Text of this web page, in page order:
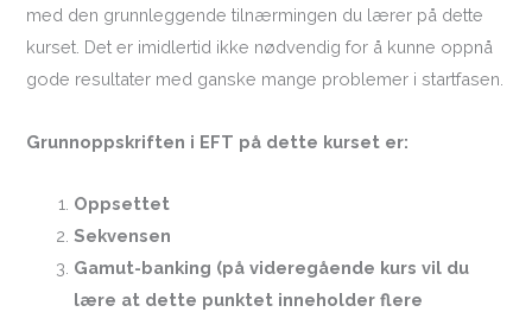
med den grunnleggende tilnærmingen du lærer på dette
kurset. Det er imidlertid ikke nødvendig for å kunne oppnå
gode resultater med ganske mange problemer i startfasen.
Grunnoppskriften i EFT på dette kurset er:
Oppsettet
Sekvensen
Gamut-banking (på videregående kurs vil du
lære at dette punktet inneholder flere